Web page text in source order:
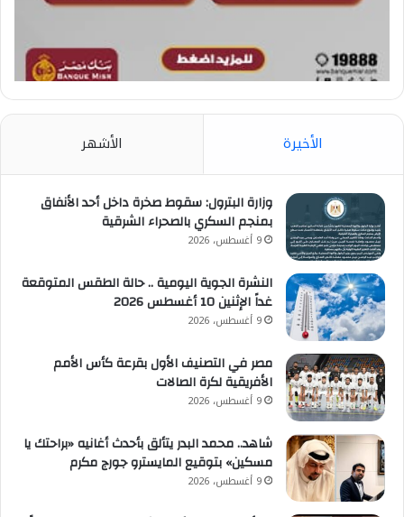
الأخيرة الأشهر
وزارة البترول: سقوط صخرة داخل أحد الأنفاق
بمنجم السكري بالصحراء الشرقية
9 أغسطس، 2026
النشرة الجوية اليومية .. حالة الطقس المتوقعة
غداً الإثنين 10 أغسطس 2026
9 أغسطس، 2026
مصر في التصنيف الأول بقرعة كأس الأمم
الأفريقية لكرة الصالات
9 أغسطس، 2026
شاهد.. محمد البدر يتألق بأحدث أغانيه «براحتك يا
مسكين» بتوقيع المايسترو جورج مكرم
9 أغسطس، 2026